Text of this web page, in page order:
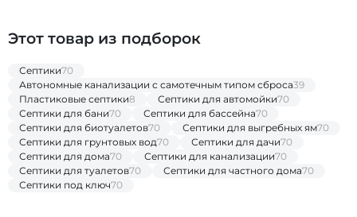
Этот товар из подборок
Септики70
Автономные канализации с самотечным типом сброса39
Пластиковые септики8 Септики для автомойки70
Септики для бани70 Септики для бассейна70
Септики для биотуалетов70 Септики для выгребных ям70
Септики для грунтовых вод70 Септики для дачи70
Септики для дома70 Септики для канализации70
Септики для туалетов70 Септики для частного дома70
Септики под ключ70